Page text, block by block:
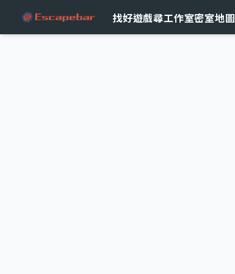
找好遊戲尋工作室密室地圖